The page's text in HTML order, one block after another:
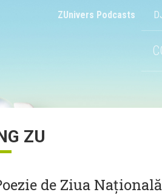
ZUnivers Podcasts
ZU
de Ziua